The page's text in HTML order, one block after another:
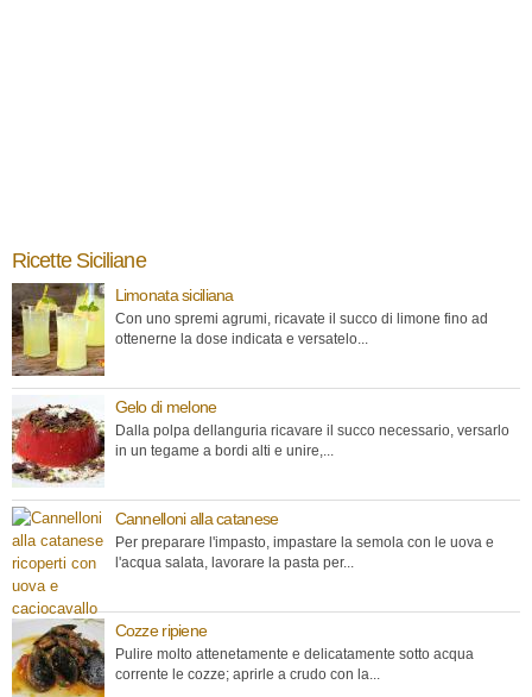
Ricette Siciliane
Limonata siciliana
Con uno spremi agrumi, ricavate il succo di limone fino ad
ottenerne la dose indicata e versatelo...
Gelo di melone
Dalla polpa dellanguria ricavare il succo necessario, versarlo
in un tegame a bordi alti e unire,...
Cannelloni alla catanese
Per preparare l'impasto, impastare la semola con le uova e
l'acqua salata, lavorare la pasta per...
Cozze ripiene
Pulire molto attenetamente e delicatamente sotto acqua
corrente le cozze; aprirle a crudo con la...